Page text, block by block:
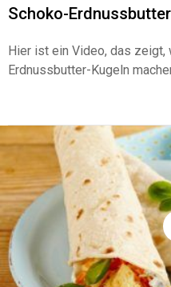
Schoko-
Hier ist ein Video, das zeigt,
Erdnussbutter-Kugeln